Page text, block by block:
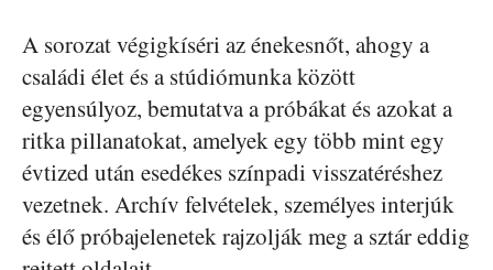
A sorozat végigkíséri az énekesnőt, ahogy a
családi élet és a stúdiómunka között
egyensúlyoz, bemutatva a próbákat és azokat a
ritka pillanatokat, amelyek egy több mint egy
évtized után esedékes színpadi visszatéréshez
vezetnek. Archív felvételek, személyes interjúk
és élő próbajelenetek rajzolják meg a sztár eddig